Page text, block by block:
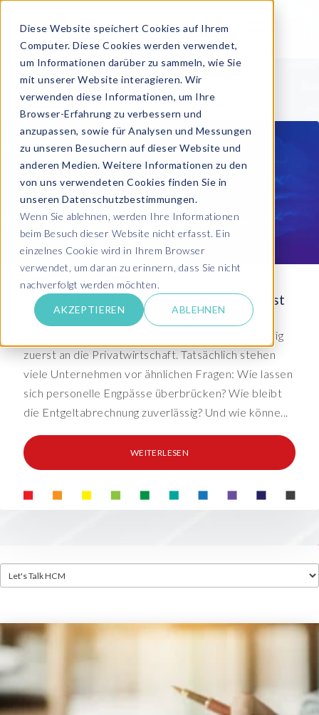
Diese Website speichert Cookies auf Ihrem
Computer. Diese Cookies werden verwendet,
um Informationen darüber zu sammeln, wie Sie
mit unserer Website interagieren. Wir
verwenden diese Informationen, um Ihre
Browser-Erfahrung zu verbessern und
anzupassen, sowie für Analysen und Messungen
zu unseren Besuchern auf dieser Website und
anderen Medien. Weitere Informationen zu den
von uns verwendeten Cookies finden Sie in
unseren Datenschutzbestimmungen.
Wenn Sie ablehnen, werden Ihre Informationen
beim Besuch dieser Website nicht erfasst. Ein
einzelnes Cookie wird in Ihrem Browser
verwendet, um daran zu erinnern, dass Sie nicht
nachverfolgt werden möchten.
AKZEPTIEREN ABLEHNEN
Payroll Outsourcing im öffentlichen Dienst
Wer über Payroll Outsourcing spricht, denkt häufig
zuerst an die Privatwirtschaft. Tatsächlich stehen
viele Unternehmen vor ähnlichen Fragen: Wie lassen
sich personelle Engpässe überbrücken? Wie bleibt
die Entgeltabrechnung zuverlässig? Und wie könne...
WEITERLESEN